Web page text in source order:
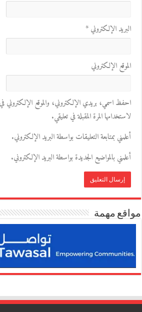
البريد الإلكتروني*
الموقع الإلكتروني
احفظ اسمي، بريدي الإلكتروني، والموقع الإلكتروني
لاستخدامها المرة المقبلة في تعليقي.
أعلمني بمتابعة التعليقات بواسطة البريد الإلكتروني.
أعلمني بالمواضيع الجديدة بواسطة البريد الإلكتروني.
مواقع مهمة